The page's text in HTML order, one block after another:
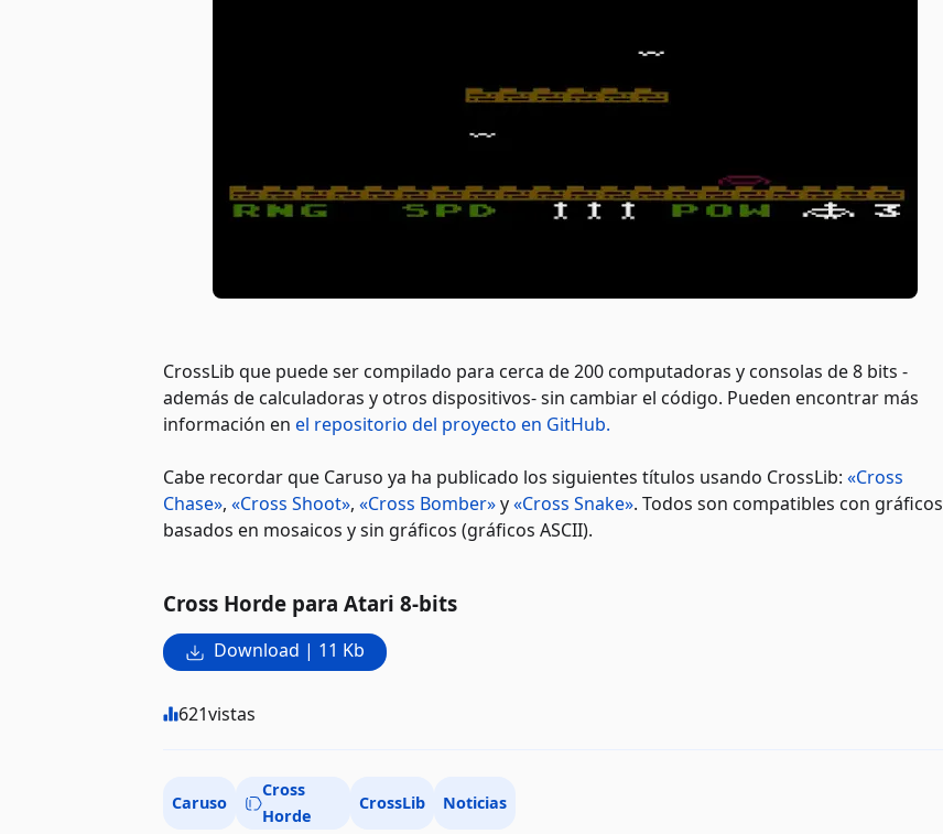
CrossLib que puede ser compilado para cerca de 200 computadoras y consolas de 8 bits -
además de calculadoras y otros dispositivos- sin cambiar el código. Pueden encontrar más
información en el repositorio del proyecto en GitHub.
Cabe recordar que Caruso ya ha publicado los siguientes títulos usando CrossLib: «Cross
Chase», «Cross Shoot», «Cross Bomber»y«Cross Snake». Todos son compatibles con gráficos
basados en mosaicos y sin gráficos (gráficos ASCII).
Cross Horde para Atari 8-bits
Download | 11 Kb
621vistas
Caruso
Cross
Horde
CrossLib Noticias